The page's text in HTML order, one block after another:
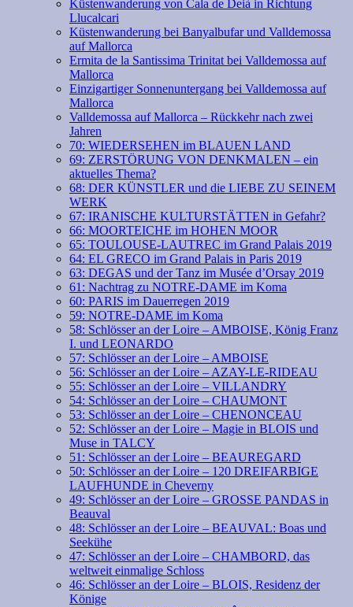
Küstenwanderung von Cala de Deià in Richtung
Llucalcari
Küstenwanderung bei Banyalbufar und Valldemossa
auf Mallorca
Ermita de la Santissima Trinitat bei Valldemossa auf
Mallorca
Einzigartiger Sonnenuntergang bei Valldemossa auf
Mallorca
Valldemossa auf Mallorca – Rückkehr nach zwei
Jahren
70: WIEDERSEHEN im BLAUEN LAND
69: ZERSTÖRUNG VON DENKMALEN – ein
aktuelles Thema?
68: DER KÜNSTLER und die LIEBE ZU SEINEM
WERK
67: IRANISCHE KULTURSTÄTTEN in Gefahr?
66: MOORTEICHE im HOHEN MOOR
65: TOULOUSE-LAUTREC im Grand Palais 2019
64: EL GRECO im Grand Palais in Paris 2019
63: DEGAS und der Tanz im Musée d’Orsay 2019
61: Nachtrag zu NOTRE-DAME im Koma
60: PARIS im Dauerregen 2019
59: NOTRE-DAME im Koma
58: Schlösser an der Loire – AMBOISE, König Franz
I. und LEONARDO
57: Schlösser an der Loire – AMBOISE
56: Schlösser an der Loire – AZAY-LE-RIDEAU
55: Schlösser an der Loire – VILLANDRY
54: Schlösser an der Loire – CHAUMONT
53: Schlösser an der Loire – CHENONCEAU
52: Schlösser an der Loire – Magie in BLOIS und
Muse in TALCY
51: Schlösser an der Loire – BEAUREGARD
50: Schlösser an der Loire – 120 DREIFARBIGE
LAUFHUNDE in Cheverny
49: Schlösser an der Loire – GROSSE PANDAS in
Beauval
48: Schlösser an der Loire – BEAUVAL: Boas und
Seekühe
47: Schlösser an der Loire – CHAMBORD, das
weltweit einmalige Schloss
46: Schlösser an der Loire – BLOIS, Residenz der
Könige